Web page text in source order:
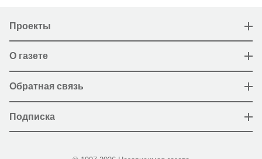
Проекты
О газете
Обратная связь
Подписка